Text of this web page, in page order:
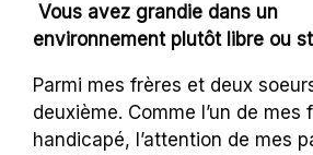
Vous avez grandie dans un
environnement plutôt libre ou
Parmi mes frères et deux
deuxième. Comme l’un de mes
handicapé, l’attention de mes